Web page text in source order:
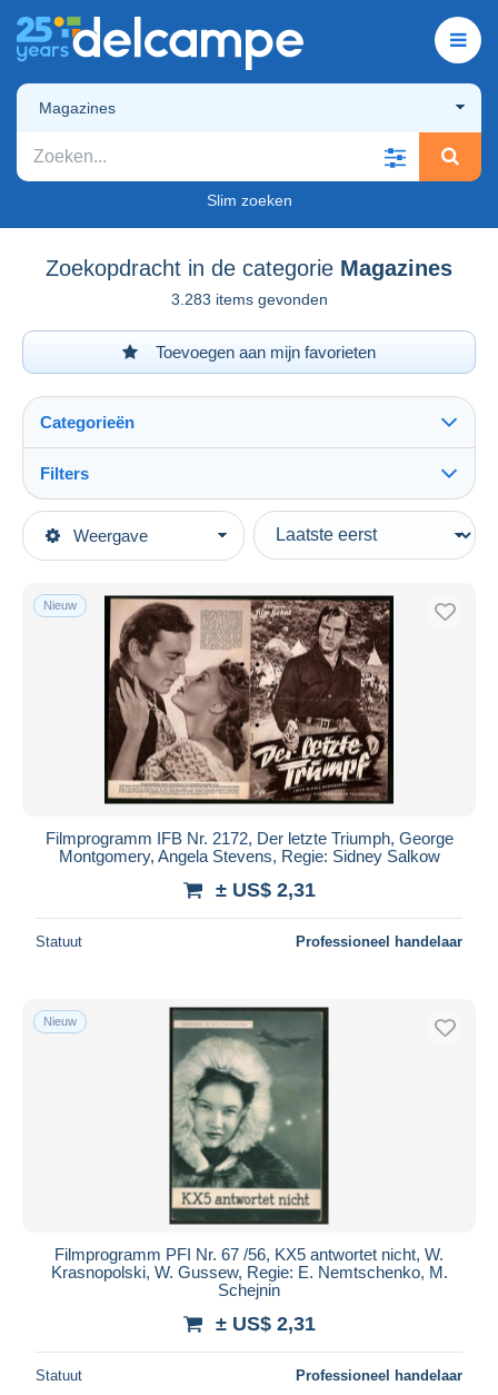
Magazines
Slim zoeken
Zoekopdracht in de categorie Magazines
3.283 items gevonden
Toevoegen aan mijn favorieten
Weergave
Categorieën
Topcategorieën
Film & Bioscoop
Merchandising
Magazines
Filters
Type verkopen
Actief
Vaste prijs
Veiling met biedingen
Veilingen zonder biedingen
Veilinghuizen
Verkocht
Alle looptijden
Eindigt binnen
Prijs
Gratis levering
Bankoverschrijving
Mastercard
Bancontact
Maestro
Woonplaats van de verkoper
Wereldwijd
Nieuw
Filmprogramm IFB Nr. 2172, Der letzte Triumph, George
Montgomery, Angela Stevens, Regie: Sidney Salkow
± US$ 2,31
Statuut Professioneel handelaar
Nieuw
Filmprogramm PFI Nr. 67 /56, KX5 antwortet nicht, W.
Krasnopolski, W. Gussew, Regie: E. Nemtschenko, M.
Schejnin
± US$ 2,31
Statuut Professioneel handelaar